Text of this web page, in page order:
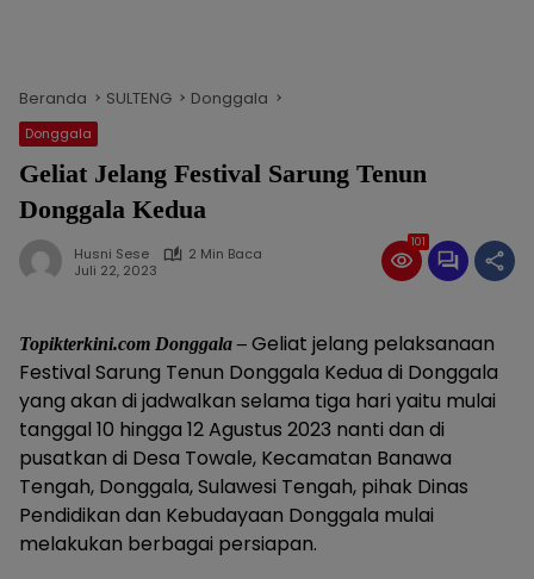
Beranda SULTENG Donggala
Donggala
Geliat Jelang Festival Sarung Tenun
Donggala Kedua
Husni Sese
2 Min Baca
Juli 22, 2023
101
Topikterkini.com Donggala – Geliat jelang pelaksanaan
Festival Sarung Tenun Donggala Kedua di Donggala
yang akan di jadwalkan selama tiga hari yaitu mulai
tanggal 10 hingga 12 Agustus 2023 nanti dan di
pusatkan di Desa Towale, Kecamatan Banawa
Tengah, Donggala, Sulawesi Tengah, pihak Dinas
Pendidikan dan Kebudayaan Donggala mulai
melakukan berbagai persiapan.